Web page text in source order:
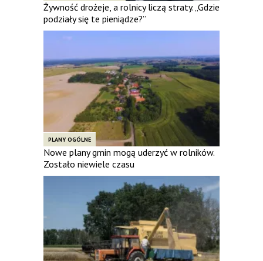
Żywność drożeje, a rolnicy liczą straty. „Gdzie
podziały się te pieniądze?”
PLANY OGÓLNE
Nowe plany gmin mogą uderzyć w rolników.
Zostało niewiele czasu